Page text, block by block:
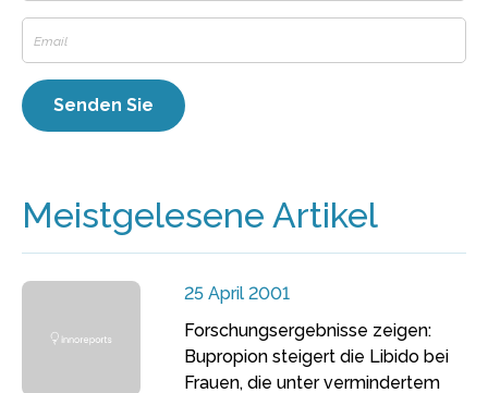
Meistgelesene Artikel
25 April 2001
Forschungsergebnisse zeigen:
Bupropion steigert die Libido bei
Frauen, die unter vermindertem